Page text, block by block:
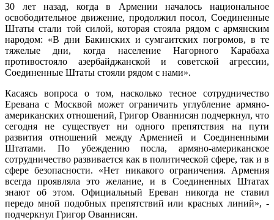
30 лет назад, когда в Армении началось национальное
освободительное движение, продолжил посол, Соединенные
Штаты стали той силой, которая стояла рядом с армянским
народом: «В дни Бакинских и сумгаитских погромов, в те
тяжелые дни, когда население Нагорного Карабаха
противостояло азербайджанской и советской агрессии,
Соединенные Штаты стояли рядом с нами».
Касаясь вопроса о том, насколько тесное сотрудничество
Еревана с Москвой может ограничить углубление армяно-
американских отношений, Григор Ованнисян подчеркнул, что
сегодня не существует ни одного препятствия на пути
развития отношений между Арменией и Соединенными
Штатами. По убеждению посла, армяно-американское
сотрудничество развивается как в политической сфере, так и в
сфере безопасности. «Нет никакого ограничения. Армения
всегда проявляла это желание, и в Соединенных Штатах
знают об этом. Официальный Ереван никогда не ставил
передо мной подобных препятствий или красных линий», -
подчеркнул Григор Ованнисян.